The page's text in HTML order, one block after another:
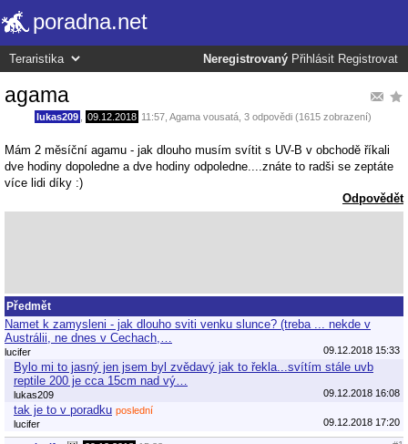
poradna.net
Neregistrovaný Přihlásit Registrovat
agama
lukas209 09.12.2018 11:57 Agama vousatá , 3 odpovědi (1615 zobrazení)
Mám 2 měsíční agamu - jak dlouho musím svítit s UV-B v obchodě říkali
dve hodiny dopoledne a dve hodiny odpoledne....znáte to radši se zeptáte
více lidi díky :)
Odpovědět
Předmět
Namet k zamysleni - jak dlouho sviti venku slunce? (treba ... nekde v
Austrálii, ne dnes v Cechach,…
lucifer 09.12.2018 15:33
Bylo mi to jasný jen jsem byl zvědavý jak to řekla...svítím stále uvb
reptile 200 je cca 15cm nad vý…
lukas209 09.12.2018 16:08
tak je to v poradku poslední
lucifer
09.12.2018 17:20